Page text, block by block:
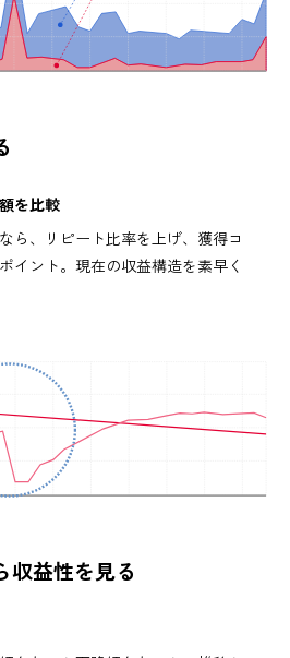
を比較
ら、リピート比率を上げ、獲得コ
イント。現在の収益構造を素早く
収益性を見る